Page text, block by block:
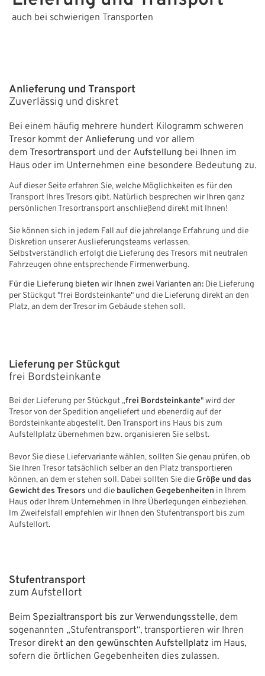
ÜBER UNS
Messen & Events
Presse
Qualitätspolitik
Karriere
Unternehmen
Partner
Geschichte
auch bei schwierigen Transporten
Anlieferung und Transport
Zuverlässig und diskret
Bei einem häufig mehrere hundert Kilogramm schweren
Tresor kommt der Anlieferung und vor allem
dem Tresortransport und der Aufstellung bei Ihnen im
Haus oder im Unternehmen eine besondere Bedeutung zu.
Auf dieser Seite erfahren Sie, welche Möglichkeiten es für den
Transport Ihres Tresors gibt. Natürlich besprechen wir Ihren ganz
persönlichen Tresortransport anschließend direkt mit Ihnen!
Sie können sich in jedem Fall auf die jahrelange Erfahrung und die
Diskretion unserer Auslieferungsteams verlassen.
Selbstverständlich erfolgt die Lieferung des Tresors mit neutralen
Fahrzeugen ohne entsprechende Firmenwerbung.
Für die Lieferung bieten wir Ihnen zwei Varianten an: Die Lieferung
per Stückgut "frei Bordsteinkante" und die Lieferung direkt an den
Platz, an dem der Tresor im Gebäude stehen soll.
Lieferung per Stückgut
frei Bordsteinkante
Bei der Lieferung per Stückgut „frei Bordsteinkante" wird der
Tresor von der Spedition angeliefert und ebenerdig auf der
Bordsteinkante abgestellt. Den Transport ins Haus bis zum
Aufstellplatz übernehmen bzw. organisieren Sie selbst.
Bevor Sie diese Liefervariante wählen, sollten Sie genau prüfen, ob
Sie Ihren Tresor tatsächlich selber an den Platz transportieren
können, an dem er stehen soll. Dabei sollten Sie die Größe und das
Gewicht des Tresors und die baulichen Gegebenheiten in Ihrem
Haus oder Ihrem Unternehmen in Ihre Überlegungen einbeziehen.
Im Zweifelsfall empfehlen wir Ihnen den Stufentransport bis zum
Aufstellort.
Stufentransport
zum Aufstellort
Beim Spezialtransport bis zur Verwendungsstelle, dem
sogenannten „Stufentransport“, transportieren wir Ihren
Tresor direkt an den gewünschten Aufstellplatz im Haus,
sofern die örtlichen Gegebenheiten dies zulassen.